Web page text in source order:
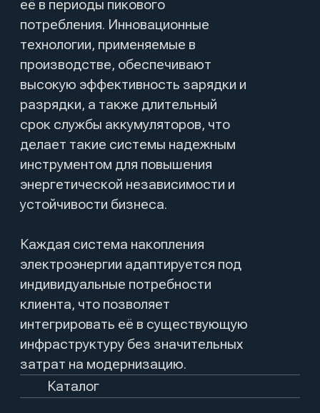
клиента, что позволяет
интегрировать её в существующую
инфраструктуру без значительных
затрат на модернизацию.
Каталог
Обзор продукта
Удобные интерфейсы управления и
мониторинга обеспечивают полный
контроль над процессами накопления и
распределения энергии, что
способствует более рациональному
использованию ресурсов и снижению
Преимущества
продукции
Тигуд Инжиниринг гарантирует высокое
качество своей продукции, подкрепленное
надежностью и эффективностью, что
делает системы накопления
электроэнергии идеальным выбором для
современных предприятий, стремящихся к
устойчивому развитию.